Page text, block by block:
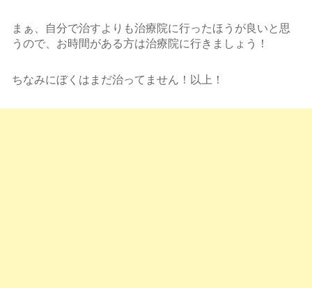
まぁ、自分で治すよりも治療院に行ったほうが良いと思
うので、お時間がある方は治療院に行きましょう！
ちなみにぼくはまだ治ってません！以上！